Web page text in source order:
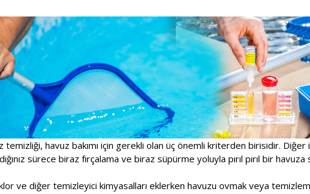
temizliği, havuz bakımı için gerekli olan üç önemli kriterden birisidir. Diğer
sürece biraz fırçalama ve biraz süpürme yoluyla pırıl pırıl bir
ve diğer temizleyici kimyasalları eklerken havuzu ovmak veya